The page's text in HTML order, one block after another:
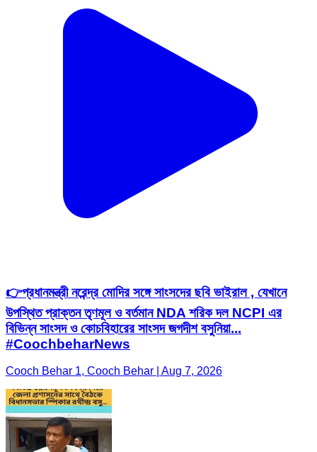
👉প্রধানমন্ত্রী নরেন্দ্র মোদির সঙ্গে সাংসদের ছবি ভাইরাল , যেখানে
উপস্থিত প্রাক্তন তৃণমূল ও বর্তমান NDA শরিক দল NCPI এর
বিভিন্ন সাংসদ ও কোচবিহারের সাংসদ জগদীশ বসুনিয়া...
#CoochbeharNews
Cooch Behar 1, Cooch Behar | Aug 7, 2026